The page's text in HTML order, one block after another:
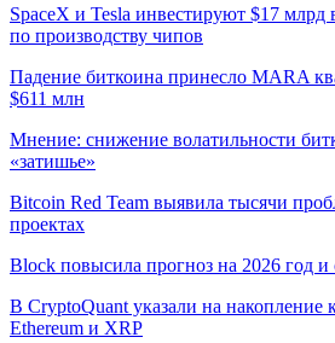
SpaceX и Tesla инвестируют $17 млрд
по производству чипов
Падение биткоина принесло MARA
$611 млн
Мнение: снижение волатильности
«затишье»
Bitcoin Red Team выявила тысячи
проектах
Block повысила прогноз на 2026 год и
В CryptoQuant указали на накопление
Ethereum и XRP